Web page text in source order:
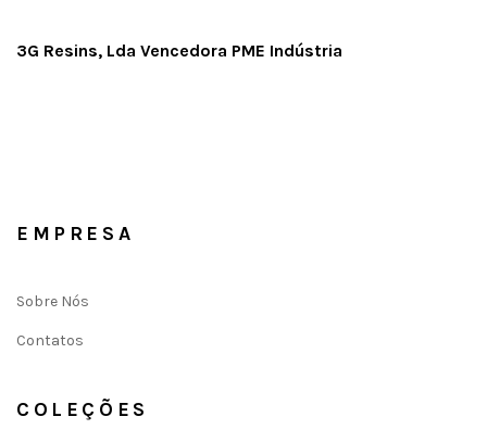
3G Resins, Lda Vencedora PME Indústria
EMPRESA
Sobre Nós
Contatos
COLEÇÕES